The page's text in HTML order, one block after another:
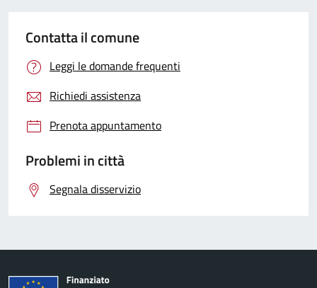
Contatta il comune
Leggi le domande frequenti
Richiedi assistenza
Prenota appuntamento
Problemi in città
Segnala disservizio